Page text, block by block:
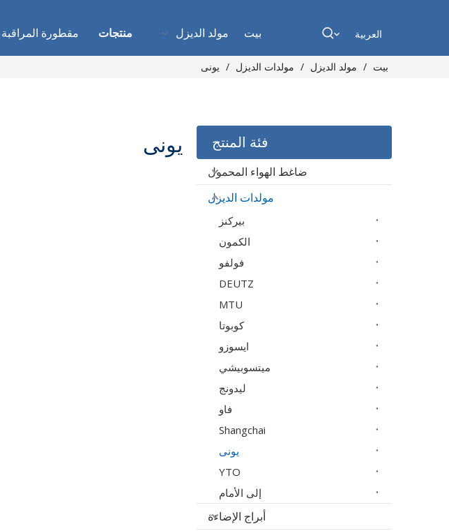
بيت مولد الديزل منتجات مقطورة المراقبة العربية
بيت / مولد الديزل / مولدات الديزل / يونى
فئة المنتج
ضاغط الهواء المحمول
مولدات الديزل
بيركنز
الكمون
فولفو
DEUTZ
MTU
كوبوتا
ايسوزو
ميتسوبيشي
ليدونج
فاو
Shangchai
يونى
YTO
إلى الأمام
أبراج الإضاءة
يونى